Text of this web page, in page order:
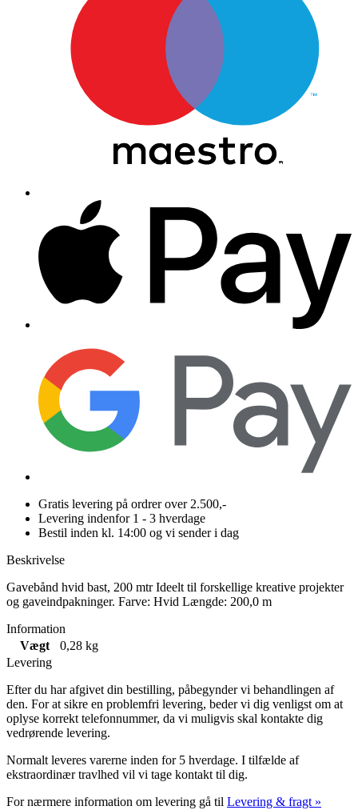
Gratis levering på ordrer over 2.500,-
Levering indenfor 1 - 3 hverdage
Bestil inden kl. 14:00 og vi sender i dag
Beskrivelse
Gavebånd hvid bast, 200 mtr Ideelt til forskellige kreative projekter
og gaveindpakninger. Farve: Hvid Længde: 200,0 m
Information
Vægt
0,28 kg
Levering
Efter du har afgivet din bestilling, påbegynder vi behandlingen af
den. For at sikre en problemfri levering, beder vi dig venligst om at
oplyse korrekt telefonnummer, da vi muligvis skal kontakte dig
vedrørende levering.
Normalt leveres varerne inden for 5 hverdage. I tilfælde af
ekstraordinær travlhed vil vi tage kontakt til dig.
For nærmere information om levering gå til Levering & fragt »